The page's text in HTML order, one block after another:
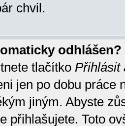
chvil.
odhlášen?
tlačítko Přihlásit
jen po dobu práce
jiným. Abyste
přihlašujete. Toto